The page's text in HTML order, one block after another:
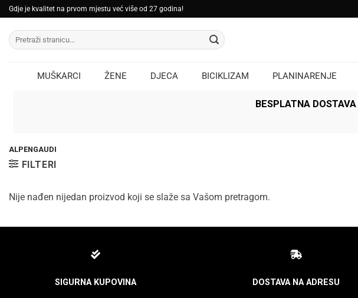
Skip
to
content
Gdje je kvalitet na prvom mjestu već više od 27 godina!
Pretraži:
MUŠKARCI ŽENE DJECA BICIKLIZAM PLANINARENJE
BESPLATNA DOSTAVA
ALPENGAUDI
FILTERI
Nije nađen nijedan proizvod koji se slaže sa Vašom pretragom.
SIGURNA KUPOVINA DOSTAVA NA ADRESU